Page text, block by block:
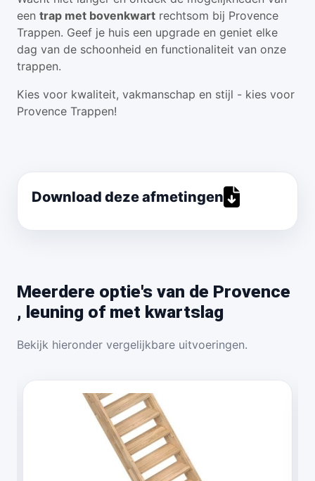
een trap met bovenkwart rechtsom bij Provence
Trappen. Geef je huis een upgrade en geniet elke
dag van de schoonheid en functionaliteit van onze
trappen.
Kies voor kwaliteit, vakmanschap en stijl - kies voor
Provence Trappen!
Download deze afmetingen
Meerdere optie's van de Provence
, leuning of met kwartslag
Bekijk hieronder vergelijkbare uitvoeringen.